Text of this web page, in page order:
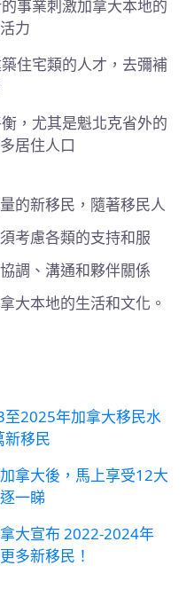
事業刺激加拿大本地的
力
住宅類的人才，去彌補
，尤其是魁北克省外的
居住人口
的新移民，隨著移民人
考慮各類的支持和服
調、溝通和夥伴關係
大本地的生活和文化。
至2025年加拿大移民水
移民
拿大後，馬上享受12大
一睇
大宣布 2022-2024年
多新移民！